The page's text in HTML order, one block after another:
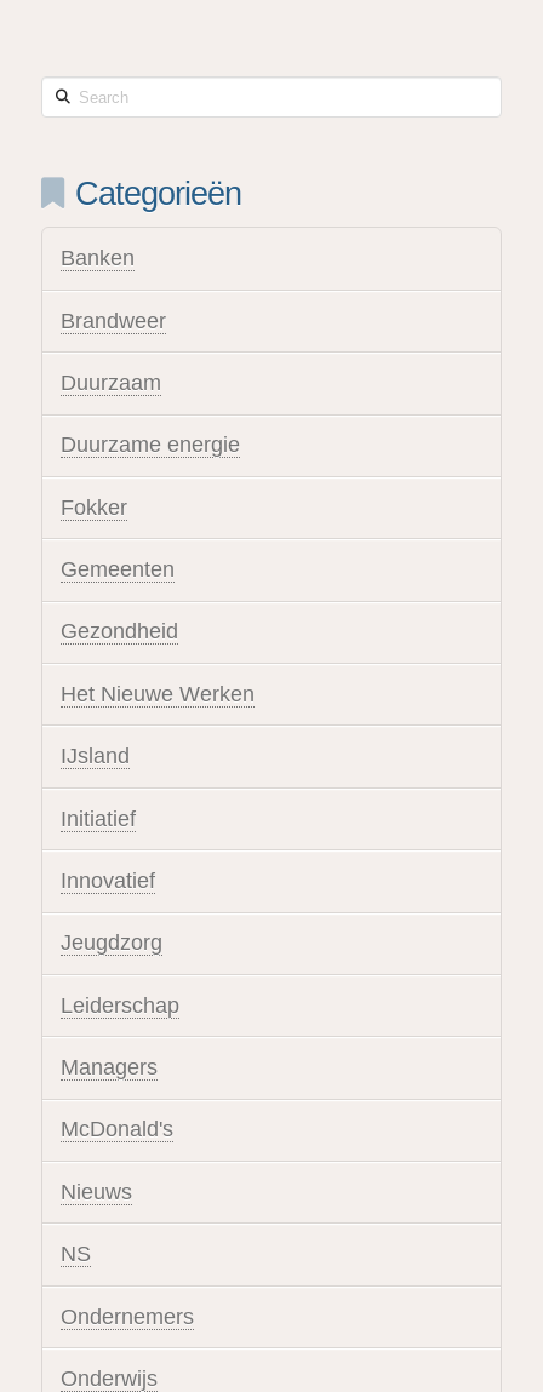
Search
Categorieën
Banken
Brandweer
Duurzaam
Duurzame energie
Fokker
Gemeenten
Gezondheid
Het Nieuwe Werken
IJsland
Initiatief
Innovatief
Jeugdzorg
Leiderschap
Managers
McDonald's
Nieuws
NS
Ondernemers
Onderwijs